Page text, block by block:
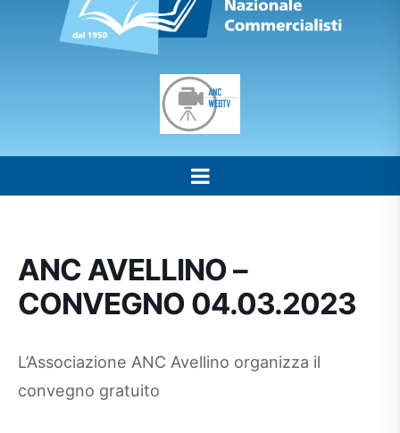
ANC AVELLINO –
CONVEGNO 04.03.2023
L’Associazione ANC Avellino organizza il
convegno gratuito